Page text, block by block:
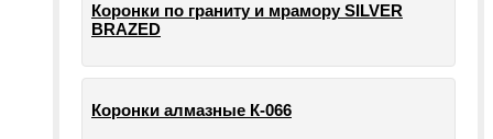
Коронки по граниту и мрамору SILVER
BRAZED
Коронки алмазные К-066